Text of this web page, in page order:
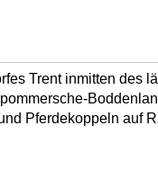
Trent inmitten des
Pferdekoppeln auf